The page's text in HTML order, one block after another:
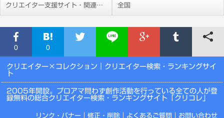
クリエイター支援サイト・関連施設 全国
0 0
クリエイター×コレクション ｜クリエイター検索・ランキングサイ
ト
2005年開設。プロアマ問わず創作活動を行っている全ての人が登
録無料の総合クリエイター検索・ランキングサイト「クリコレ」
リンク・バナー 修正・削除 よくあるご質問 お問い合わせ